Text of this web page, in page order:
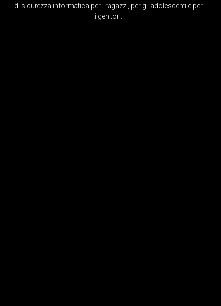
di sicurezza informatica per i ragazzi, per gli adolescenti e per
i genitori.